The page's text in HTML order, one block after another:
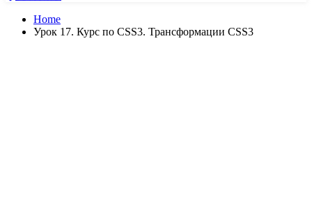
Home
Урок 17. Курс по CSS3. Трансформации CSS3